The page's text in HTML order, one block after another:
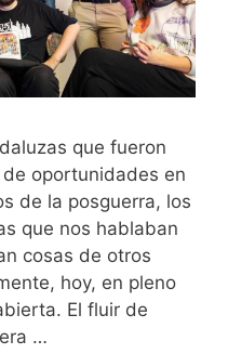
que fueron
oportunidades en
de la posguerra, los
que nos hablaban
cosas de otros
hoy, en pleno
El fluir de
…